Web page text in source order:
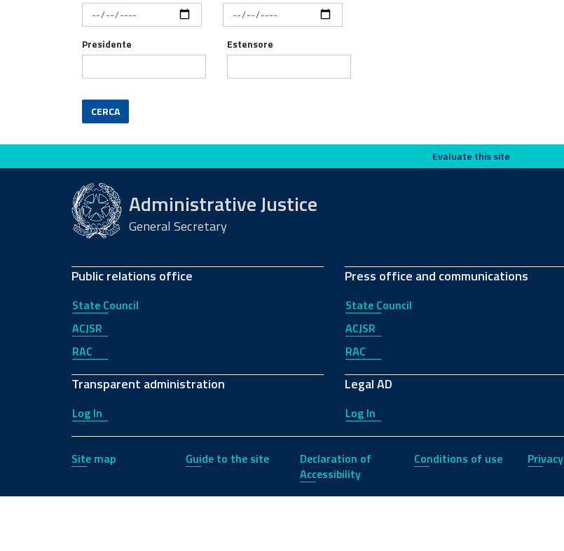
Presidente Estensore
CERCA
Evaluate this site Evaluate this site
Administrative Justice
General Secretary
Public relations office
State Council
ACJSR
RAC
Transparent administration
Log In
Press office and communications
State Council
ACJSR
RAC
Legal AD
Log In
Site map Guide to the site
Declaration of
Accessibility
Conditions of use Privacy